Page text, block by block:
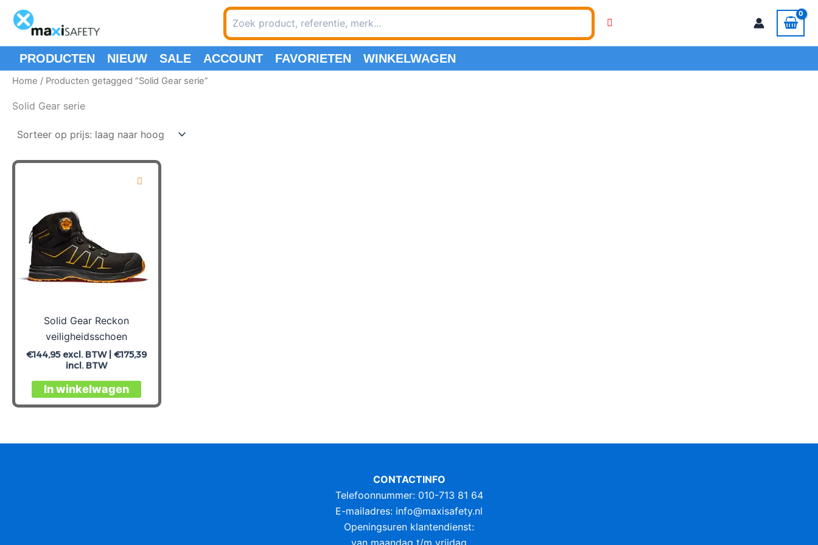
naar
inhoud
Zoeken
naar:
PRODUCTEN NIEUW SALE ACCOUNT FAVORIETEN WINKELWAGEN
Home / Producten getagged “Solid Gear serie”
Solid Gear serie
Solid Gear Reckon
veiligheidsschoen
€144,95excl. BTW |€175,39
incl. BTW
In winkelwagen
Dit
product
variaties.
CONTACTINFO
Telefoonnummer: 010-713 81 64
E-mailadres: info@maxisafety.nl
Openingsuren klantendienst:
van maandag t/m vrijdag